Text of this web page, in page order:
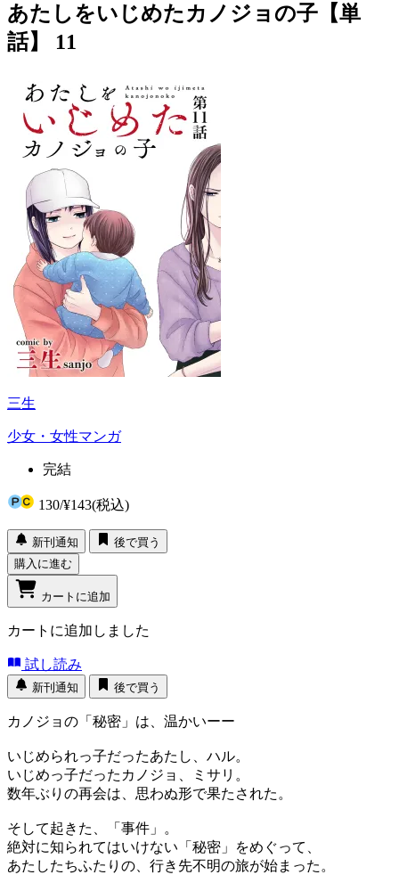
あたしをいじめたカノジョの子【単
話】 11
三生
少女・女性マンガ
完結
130/¥143(税込)
新刊通知
後で買う
購入に進む
カートに追加
カートに追加しました
試し読み
新刊通知 後で買う
カノジョの「秘密」は、温かいーー
いじめられっ子だったあたし、ハル。
いじめっ子だったカノジョ、ミサリ。
数年ぶりの再会は、思わぬ形で果たされた。
そして起きた、「事件」。
絶対に知られてはいけない「秘密」をめぐって、
あたしたちふたりの、行き先不明の旅が始まった。